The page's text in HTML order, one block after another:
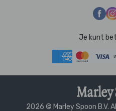
Je kunt
2026 © Marley Spoon B.V.